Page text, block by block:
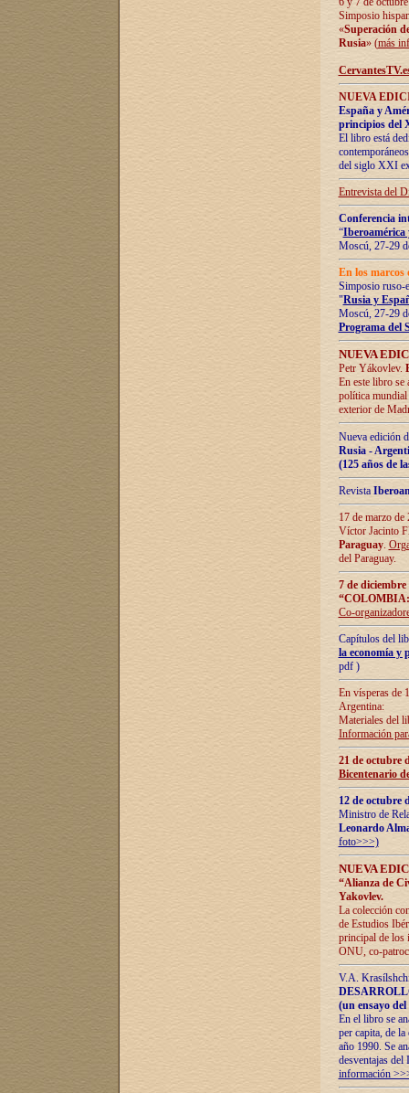
Simposio
«Superación
Rusia» (más
NUEVA
España y
principios del
El libro está
del siglo XXI
Entrevista del
Conferencia
“Iberoamérica
Moscú, 27-29
En los marcos
Simposio ruso-
"Rusia y
Moscú, 27-29
Programa del
NUEVA
Petr Yákovlev.
En este libro se
política mundial
exterior de
Nueva edición
Rusia -
(125 años de
Revista
17 de marzo
Víctor Jacinto
Paraguay.
del Paraguay.
7 de
Co-
Capítulos del
la economía y
pdf )
En vísperas de
Argentina:
Materiales del
Información
21 de octubre
Bicentenario
12 de octubre
Ministro de
Leonardo
foto>>>)
NUEVA
“Alianza de
Yakovlev.
La colección
de Estudios
principal de los
ONU, co-
V.A.
(un ensayo
En el libro se
per capita, de
año 1990. Se
desventajas
información